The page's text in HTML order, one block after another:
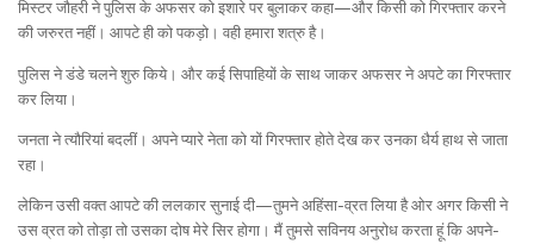
मिस्टर जौहरी ने पुलिस के अफसर को इशारे पर बुलाकर कहा—और किसी को गिरफ्तार करने
की जरुरत नहीं। आपटे ही को पकड़ो। वही हमारा शत्रु है।
पुलिस ने डंडे चलने शुरु किये। और कई सिपाहियों के साथ जाकर अफसर ने अपटे का गिरफ्तार
कर लिया।
जनता ने त्यौरियां बदलीं। अपने प्यारे नेता को यों गिरफ्तार होते देख कर उनका धैर्य हाथ से जाता
रहा।
लेकिन उसी वक्त आपटे की ललकार सुनाई दी—तुमने अहिंसा-व्रत लिया है ओर अगर किसी ने
उस व्रत को तोड़ा तो उसका दोष मेरे सिर होगा। मैं तुमसे सविनय अनुरोध करता हूं कि अपने-